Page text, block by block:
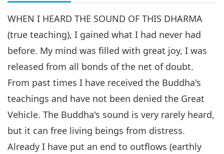
19:32
част 4 от 8
Слова на Мъдростта 2019-04-01 4920Преглед
будизма: Лотосовата сутра на
чудесната Дхарма, глава 3,
Слова на Мъдростта
6
14:43
Из свещените текстове на
будизма: Лотосовата сутра на
чудесната Дхарма, глава 3,
част 6 от 8
WHEN I HEARD THE SOUND OF THIS DHARMA
(true teaching), I gained what I had never had
before. My mind was filled with great joy, I was
released from all bonds of the net of doubt.
From past times I have received the Buddha's
teachings and have not been denied the Great
Vehicle. The Buddha's sound is very rarely heard,
but it can free living beings from distress.
Already I have put an end to outflows (earthly